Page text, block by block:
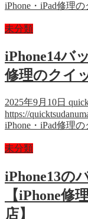
iPhone・iPad修理
未分類
iPhone14バ
修理のクイ
2025年9月10日
https://
iPhone・iPad修理
未分類
iPhone13の
【iPhone修
店】